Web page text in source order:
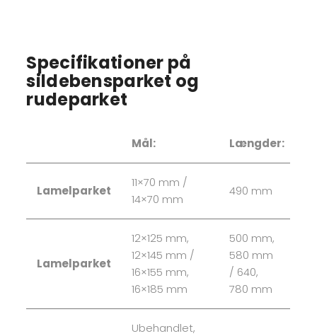
Specifikationer på
sildebensparket og
rudeparket
Mål: Længder:
Lamelparket
11×70 mm /
14×70 mm
490 mm
Lamelparket
12×125 mm,
12×145 mm /
16×155 mm,
16×185 mm
500 mm,
580 mm
/ 640,
780 mm
Ubehandlet,